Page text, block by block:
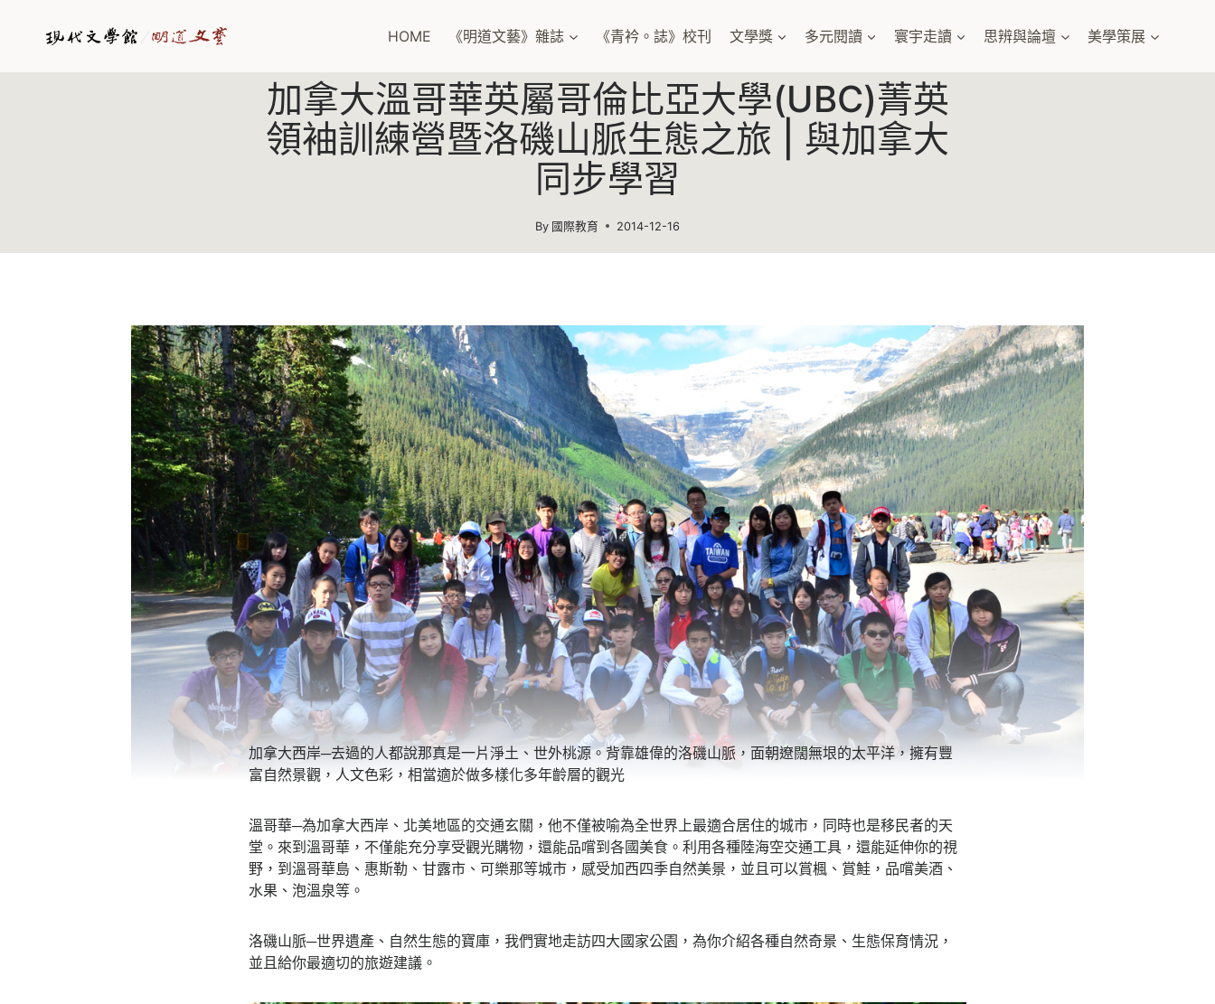
HOME 《明道文藝》雜誌 《青衿。誌》校刊 文學獎 多元閱讀 寰宇走讀 思辨與論壇 美學策展
加拿大溫哥華英屬哥倫比亞大學(UBC)菁英
領袖訓練營暨洛磯山脈生態之旅 | 與加拿大
同步學習
By 國際教育 2014-12-16
加拿大西岸─去過的人都說那真是一片淨土、世外桃源。背靠雄偉的洛磯山脈，面朝遼闊無垠的太平洋，擁有豐
富自然景觀，人文色彩，相當適於做多樣化多年齡層的觀光
溫哥華─為加拿大西岸、北美地區的交通玄關，他不僅被喻為全世界上最適合居住的城市，同時也是移民者的天
堂。來到溫哥華，不僅能充分享受觀光購物，還能品嚐到各國美食。利用各種陸海空交通工具，還能延伸你的視
野，到溫哥華島、惠斯勒、甘露市、可樂那等城市，感受加西四季自然美景，並且可以賞楓、賞鮭，品嚐美酒、
水果、泡溫泉等。
洛磯山脈─世界遺產、自然生態的寶庫，我們實地走訪四大國家公園，為你介紹各種自然奇景、生態保育情況，
並且給你最適切的旅遊建議。